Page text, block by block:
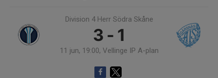
Division 4 Herr Södra Skåne
3 - 1
11 jun, 19:00, Vellinge IP A-plan